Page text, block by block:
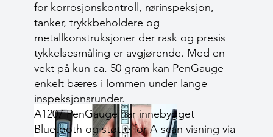
for korrosjonskontroll, rørinspeksjon,
tanker, trykkbeholdere og
metallkonstruksjoner der rask og presis
tykkelsesmåling er avgjørende. Med en
vekt på kun ca. 50 gram kan PenGauge
enkelt bæres i lommen under lange
inspeksjonsrunder.
A1207 PenGauge har innebygget
Bluetooth og støtte for A-scan visning via